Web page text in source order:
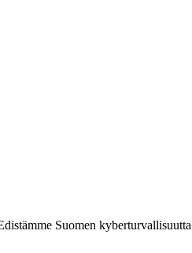
Suomen